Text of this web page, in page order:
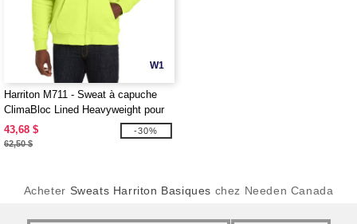
W1
Harriton M711 - Sweat à capuche
ClimaBloc Lined Heavyweight pour
homme
43,68 $
62,50 $
-30%
Acheter Sweats Harriton Basiques chez Needen Canada